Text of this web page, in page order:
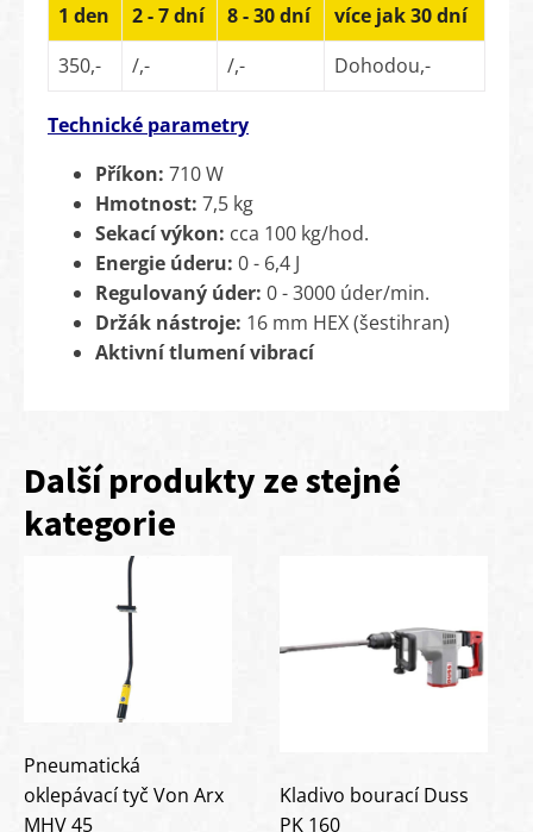
1 den 2 - 7 dní 8 - 30 dní
více jak 30 dní
350,-
/,- /,- Dohodou,-
Technické parametry
Příkon: 710 W
Hmotnost: 7,5 kg
Sekací výkon: cca 100 kg/hod.
Energie úderu: 0 - 6,4 J
Regulovaný úder: 0 - 3000 úder/min.
Držák nástroje: 16 mm HEX (šestihran)
Aktivní tlumení vibrací
Další produkty ze stejné
kategorie
Pneumatická
oklepávací tyč Von Arx
MHV 45
Kladivo bourací Duss
PK 160